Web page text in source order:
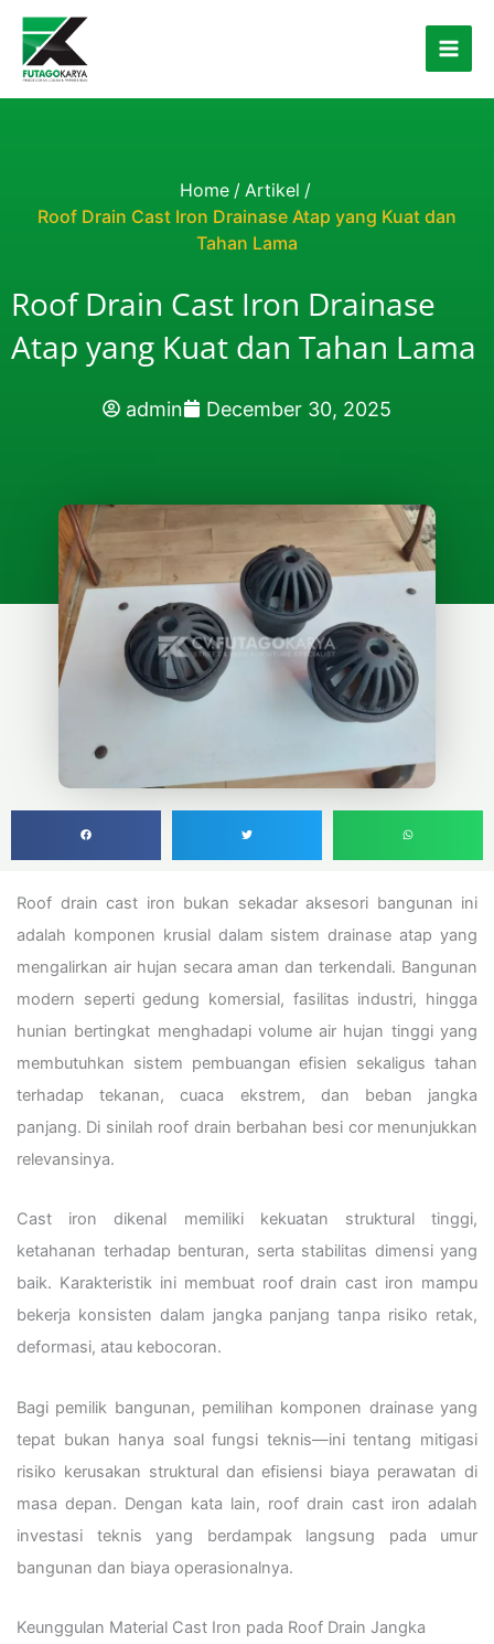
Skip to content
Home / Artikel /
Roof Drain Cast Iron Drainase Atap yang Kuat dan
Tahan Lama
Roof Drain Cast Iron Drainase
Atap yang Kuat dan Tahan Lama
admin December 30, 2025
Roof drain cast iron bukan sekadar aksesori bangunan ini
adalah komponen krusial dalam sistem drainase atap yang
mengalirkan air hujan secara aman dan terkendali. Bangunan
modern seperti gedung komersial, fasilitas industri, hingga
hunian bertingkat menghadapi volume air hujan tinggi yang
membutuhkan sistem pembuangan efisien sekaligus tahan
terhadap tekanan, cuaca ekstrem, dan beban jangka
panjang. Di sinilah roof drain berbahan besi cor menunjukkan
relevansinya.
Cast iron dikenal memiliki kekuatan struktural tinggi,
ketahanan terhadap benturan, serta stabilitas dimensi yang
baik. Karakteristik ini membuat roof drain cast iron mampu
bekerja konsisten dalam jangka panjang tanpa risiko retak,
deformasi, atau kebocoran.
Bagi pemilik bangunan, pemilihan komponen drainase yang
tepat bukan hanya soal fungsi teknis—ini tentang mitigasi
risiko kerusakan struktural dan efisiensi biaya perawatan di
masa depan. Dengan kata lain, roof drain cast iron adalah
investasi teknis yang berdampak langsung pada umur
bangunan dan biaya operasionalnya.
Keunggulan Material Cast Iron pada Roof Drain Jangka